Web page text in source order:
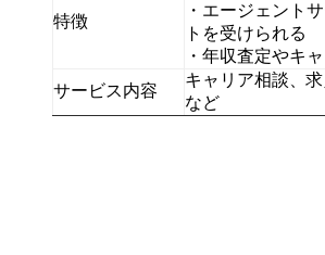
特徴
・エージェント
トを受けられる
・年収査定やキ
サービス内容
キャリア相談、
など